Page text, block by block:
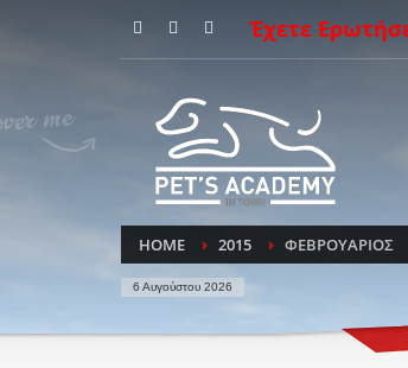
Έχετε
HOME 2015 ΦΕΒΡΟΥΆΡΙΟΣ
6 Αυγούστου 2026